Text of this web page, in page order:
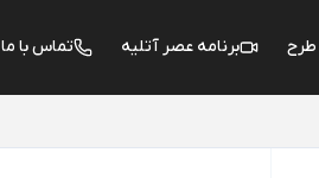
طرح برنامه عصر آتلیه تماس با ما